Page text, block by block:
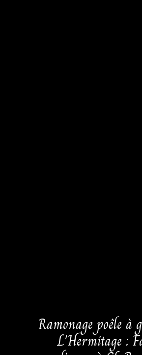
Ramonage poêle à
L'Hermitage :